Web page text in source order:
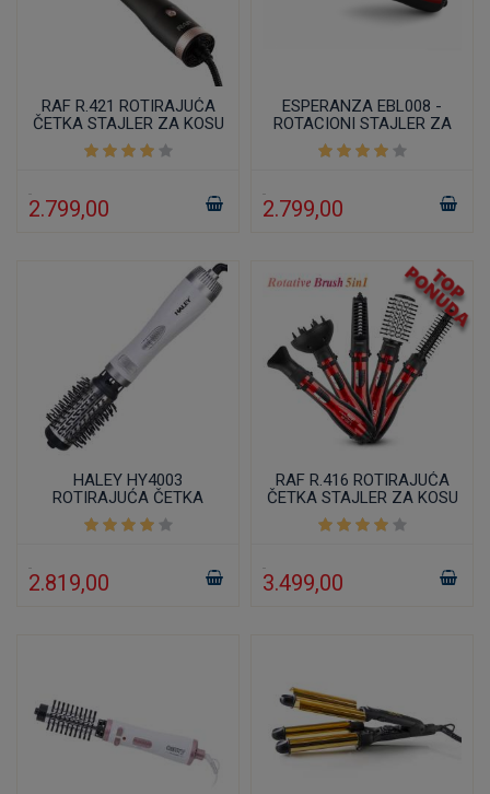
RAF R.421 ROTIRAJUĆA
ČETKA STAJLER ZA KOSU
1000W
2.799,00
ESPERANZA EBL008 -
ROTACIONI STAJLER ZA
KOSU
2.799,00
HALEY HY4003
ROTIRAJUĆA ČETKA
STAJLER ZA KOSU
2.819,00
RAF R.416 ROTIRAJUĆA
ČETKA STAJLER ZA KOSU
1200W
3.499,00